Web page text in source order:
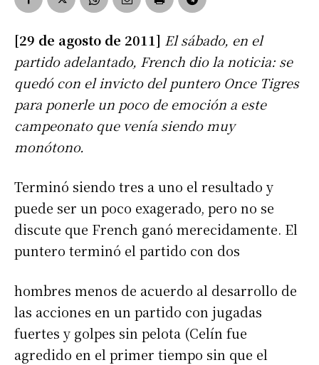
[29 de agosto de 2011] El sábado, en el
partido adelantado, French dio la noticia: se
quedó con el invicto del puntero Once Tigres
para ponerle un poco de emoción a este
campeonato que venía siendo muy
monótono.
Terminó siendo tres a uno el resultado y
puede ser un poco exagerado, pero no se
discute que French ganó merecidamente. El
puntero terminó el partido con dos
hombres menos de acuerdo al desarrollo de
las acciones en un partido con jugadas
fuertes y golpes sin pelota (Celín fue
agredido en el primer tiempo sin que el